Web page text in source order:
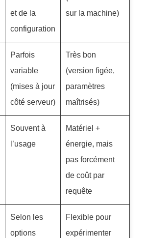
et de la
configuration
sur la machine)
Parfois
variable
(mises à jour
côté serveur)
Très bon
(version figée,
paramètres
maîtrisés)
Souvent à
l’usage
Matériel +
énergie, mais
pas forcément
de coût par
requête
Selon les
options
Flexible pour
expérimenter